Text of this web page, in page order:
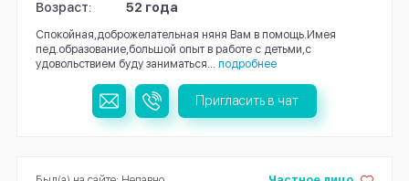
Возраст:
52 года
Спокойная,доброжелательная няня Вам в помощь.Имея
пед.образование,большой опыт в работе с детьми,с
удовольствием буду заниматься...
подробнее
Пригласить в чат